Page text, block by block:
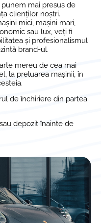
mai presus de
clienților noștri.
mici, mașini mari,
sau lux, veți fi
și profesionalismul
brand-ul.
mereu de cea mai
la preluarea mașinii, în
de închiriere din partea
depozit înainte de